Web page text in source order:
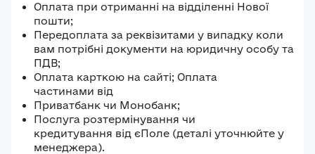
Оплата при отриманні на відділенні Нової
пошти;
Передоплата за реквізитами у випадку коли
вам потрібні документи на юридичну особу та
ПДВ;
Оплата карткою на сайті; Оплата
частинами від
Приватбанк чи Монобанк;
Послуга розтермінування чи
кредитування від єПоле (деталі уточнюйте у
менеджера).